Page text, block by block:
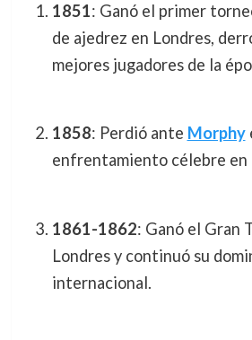
1851: Ganó el primer
de ajedrez en Londres,
mejores jugadores de la
1858: Perdió ante Morphy
enfrentamiento célebre en
1861-1862: Ganó el Gran
Londres y continuó su
internacional.